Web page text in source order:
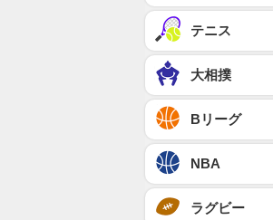
テニス
大相撲
Bリーグ
NBA
ラグビー